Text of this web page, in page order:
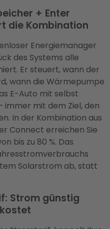
+ Enter
die Kombination
Energiemanager
des Systems alle
Er steuert, wann der
wann die Wärmepumpe
E-Auto mit selbst
mit dem Ziel, den
In der Kombination aus
Connect erreichen Sie
bis zu 80 %. Das
Solarstrom ab, statt
Strom günstig